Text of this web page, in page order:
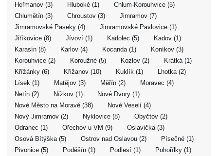
Heřmanov (3)
Hluboké (1)
Chlum-Korouhvice (5)
Chlumětín (3)
Chroustov (3)
Jimramov (7)
Jimramovské Paseky (4)
Jimramovské Pavlovice (1)
Jiříkovice (8)
Jívoví (1) Kadolec (5)
Kadov (1)
Karasín (8)
Karlov (4) Kocanda (1)
Koníkov (3)
Korouhvice (2)
Koroužné (5) Kozlov (2)
Krátká (1)
Křížánky (6)
Křižanov (10) Kuklík (1)
Lhotka (2)
Lísek (1)
Matějov (3) Měřín (2)
Moravec (4)
Netín (2)
Nížkov (1)
Nové Dvory (1)
Nové Město na Moravě (38)
Nové Veselí (4)
Nový Jimramov (2)
Nyklovice (8)
Obyčtov (2)
Odranec (1)
Ořechov u VM (9)
Oslavička (3)
Osová Bítýška (5)
Ostrov nad Oslavou (2)
Písečné (1)
Pivonice (5)
Poděšín (1) Podlesí (1)
Pohořílky (1)